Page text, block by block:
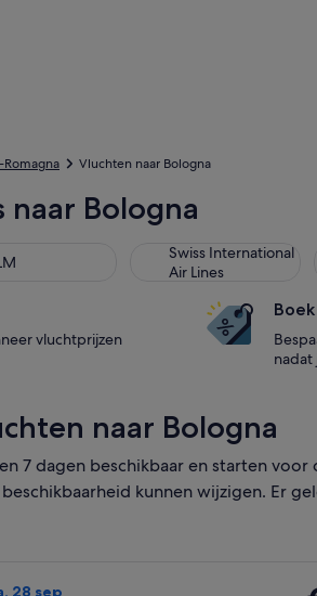
Romagna Vluchten naar Bologna
naar Bologna
Swiss International
Air Lines
Swiss International Air
vluchtprijzen
naar Bologna
7 dagen beschikbaar en starten
kunnen wijzigen. Er
28 sep